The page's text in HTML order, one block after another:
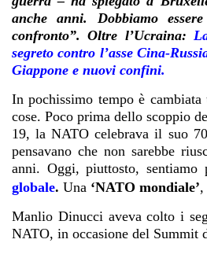
anche anni. Dobbiamo
confronto”. Oltre l’Ucraina:
segreto contro l’asse Cina-
Giappone e nuovi confini.
In pochissimo tempo è
cose. Poco prima dello scoppio
19, la NATO celebrava il suo
pensavano che non sarebbe
anni. Oggi, piuttosto, sentiamo
globale. Una ‘NATO mondiale’,
Manlio Dinucci aveva colto i
NATO, in occasione del Summit